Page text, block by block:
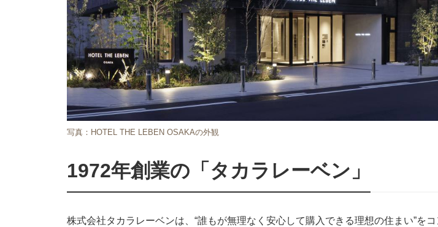
写真：HOTEL THE LEBEN OSAKAの外観
1972年創業の「タカラレーベン」
株式会社タカラレーベンは、“誰もが無理なく安心して購入できる理想の住まい”を